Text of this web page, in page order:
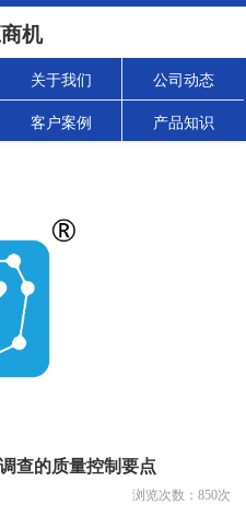
机
关于我们 公司动态
客户案例 产品知识
查的质量控制要点
浏览次数： 850次